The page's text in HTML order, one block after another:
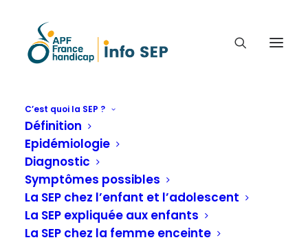
C’est quoi la SEP ?
Définition
Epidémiologie
Diagnostic
Symptômes possibles
La SEP chez l’enfant et l’adolescent
La SEP expliquée aux enfants
La SEP chez la femme enceinte
RÉÉDUCATION
FONCTIONNELLE DES
ÉQUILIBRES CHEZ LES
PATIENTS ATTEINTS DE
SCLÉROSE EN PLAQUES